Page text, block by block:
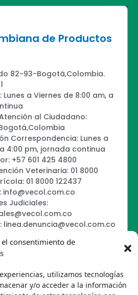
consentimiento de
utilizamos tecnologías
y/o acceder a la información
de Productos
82-93-Bogotá,Colombia.
a Viernes de 8:00 am, a
al Ciudadano:
Correspondencia: Lunes a
4:00 pm, jornada continua
+57 601 425 4800
Veterinaria: 01 8000
01 8000 122437
Judiciales:
linea.denuncia@vecol.com.co
Condiciones de Uso
de Datos Personales VECOL